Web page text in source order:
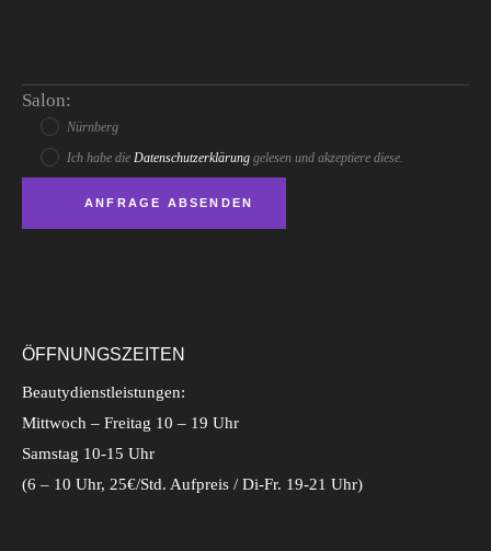
Salon:
Nürnberg
Ich habe die Datenschutzerklärung gelesen und akzeptiere diese.
ÖFFNUNGSZEITEN
Beautydienstleistungen:
Mittwoch – Freitag 10 – 19 Uhr
Samstag 10-15 Uhr
(6 – 10 Uhr, 25€/Std. Aufpreis / Di-Fr. 19-21 Uhr)